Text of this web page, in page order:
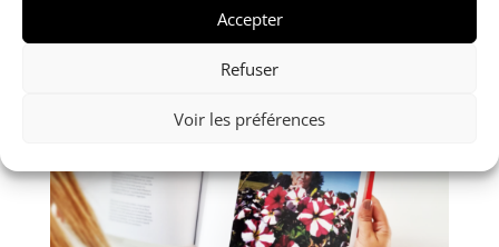
Accepter
Refuser
Voir les préférences